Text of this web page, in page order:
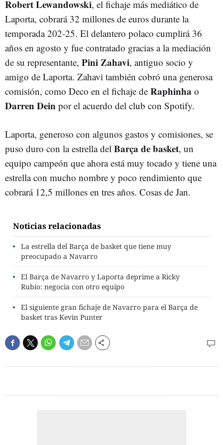
Robert Lewandowski, el fichaje más mediático de
Laporta, cobrará 32 millones de euros durante la
temporada 202-25. El delantero polaco cumplirá 36
años en agosto y fue contratado gracias a la mediación
de su representante, Pini Zahavi, antiguo socio y
amigo de Laporta. Zahavi también cobró una generosa
comisión, como Deco en el fichaje de Raphinha o
Darren Dein por el acuerdo del club con Spotify.
Laporta, generoso con algunos gastos y comisiones, se
puso duro con la estrella del Barça de basket, un
equipo campeón que ahora está muy tocado y tiene una
estrella con mucho nombre y poco rendimiento que
cobrará 12,5 millones en tres años. Cosas de Jan.
Noticias relacionadas
La estrella del Barça de basket que tiene muy
preocupado a Navarro
El Barça de Navarro y Laporta deprime a Ricky
Rubio: negocia con otro equipo
El siguiente gran fichaje de Navarro para el Barça de
basket tras Kevin Punter